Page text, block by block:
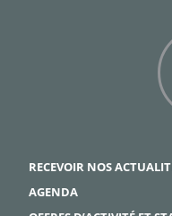
RECEVOIR NOS
AGENDA